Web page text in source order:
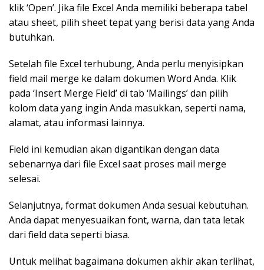
klik ‘Open’. Jika file Excel Anda memiliki beberapa tabel
atau sheet, pilih sheet tepat yang berisi data yang Anda
butuhkan.
Setelah file Excel terhubung, Anda perlu menyisipkan
field mail merge ke dalam dokumen Word Anda. Klik
pada ‘Insert Merge Field’ di tab ‘Mailings’ dan pilih
kolom data yang ingin Anda masukkan, seperti nama,
alamat, atau informasi lainnya.
Field ini kemudian akan digantikan dengan data
sebenarnya dari file Excel saat proses mail merge
selesai.
Selanjutnya, format dokumen Anda sesuai kebutuhan.
Anda dapat menyesuaikan font, warna, dan tata letak
dari field data seperti biasa.
Untuk melihat bagaimana dokumen akhir akan terlihat,